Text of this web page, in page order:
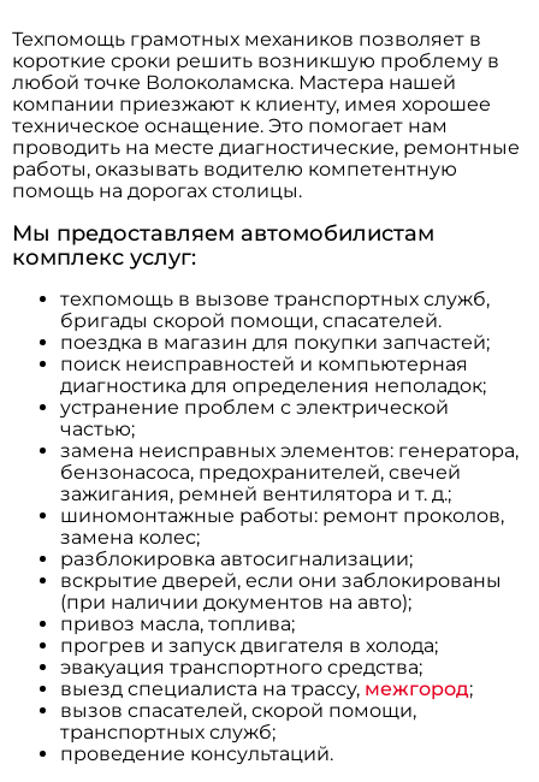
Техпомощь грамотных механиков позволяет в
короткие сроки решить возникшую проблему в
любой точке Волоколамска. Мастера нашей
компании приезжают к клиенту, имея хорошее
техническое оснащение. Это помогает нам
проводить на месте диагностические, ремонтные
работы, оказывать водителю компетентную
помощь на дорогах столицы.
Мы предоставляем автомобилистам
комплекс услуг:
техпомощь в вызове транспортных служб,
бригады скорой помощи, спасателей.
поездка в магазин для покупки запчастей;
поиск неисправностей и компьютерная
диагностика для определения неполадок;
устранение проблем с электрической
частью;
замена неисправных элементов: генератора,
бензонасоса, предохранителей, свечей
зажигания, ремней вентилятора и т. д.;
шиномонтажные работы: ремонт проколов,
замена колес;
разблокировка автосигнализации;
вскрытие дверей, если они заблокированы
(при наличии документов на авто);
привоз масла, топлива;
прогрев и запуск двигателя в холода;
эвакуация транспортного средства;
выезд специалиста на трассу, межгород;
вызов спасателей, скорой помощи,
транспортных служб;
проведение консультаций.